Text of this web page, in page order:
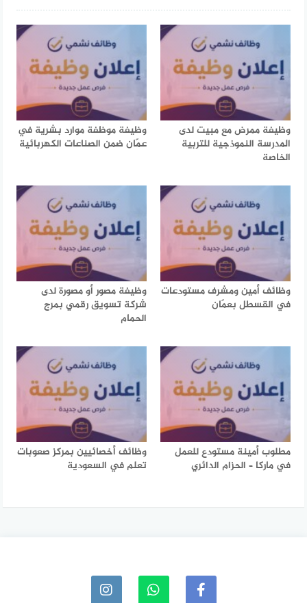
وظيفة ممرض مع مبيت لدى
المدرسة النموذجية للتربية
الخاصة
وظيفة موظفة موارد بشرية في
عمّان ضمن الصناعات الكهربائية
وظائف أمين ومشرف مستودعات
في القسطل بعمّان
وظيفة مصور أو مصورة لدى
شركة تسويق رقمي بمرج
الحمام
مطلوب أمينة مستودع للعمل
في ماركا – الحزام الدائري
وظائف أخصائيين بمركز صعوبات
تعلم في السعودية